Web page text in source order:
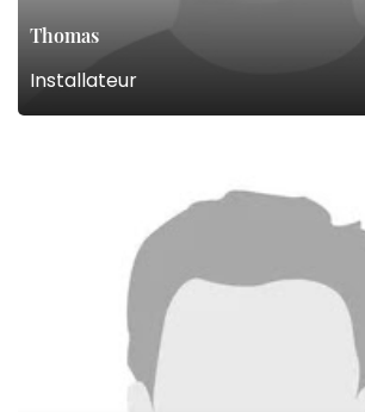
Thomas
Installateur